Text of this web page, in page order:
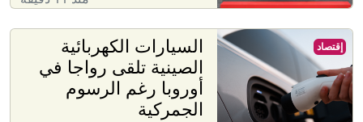
السيارات الكهربائية
الصينية تلقى رواجا في
أوروبا رغم الرسوم
الجمركية
إقتصاد